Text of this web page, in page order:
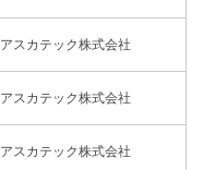
アスカテック株式会社
アスカテック株式会社
アスカテック株式会社